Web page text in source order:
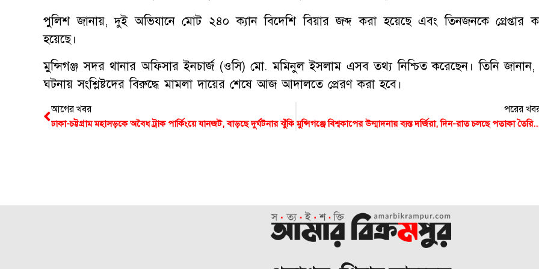
পুলিশ জানায়, দুই অভিযানে মোট ২৪০ ক্যান বিদেশি বিয়ার জব্দ করা হয়েছে এবং তিনজনকে গ্রেপ্তার
হয়েছে।
মুন্সিগঞ্জ সদর থানার অফিসার ইনচার্জ (ওসি) মো. মমিনুল ইসলাম এসব তথ্য নিশ্চিত করেছেন। তিনি
ঘটনায় সংশ্লিষ্টদের বিরুদ্ধে মামলা দায়ের শেষে আজ আদালতে প্রেরণ করা হবে।
আগের খবর
ঢাকা-চট্টগ্রাম মহাসড়কে অবৈধ ট্রাক পার্কিংয়ে যানজট, বাড়ছে দুর্ঘটনার ঝুঁকি
পরের
মুন্সিগঞ্জে বিশ্বকাপের উন্মাদনায় ব্যস্ত দর্জিরা,